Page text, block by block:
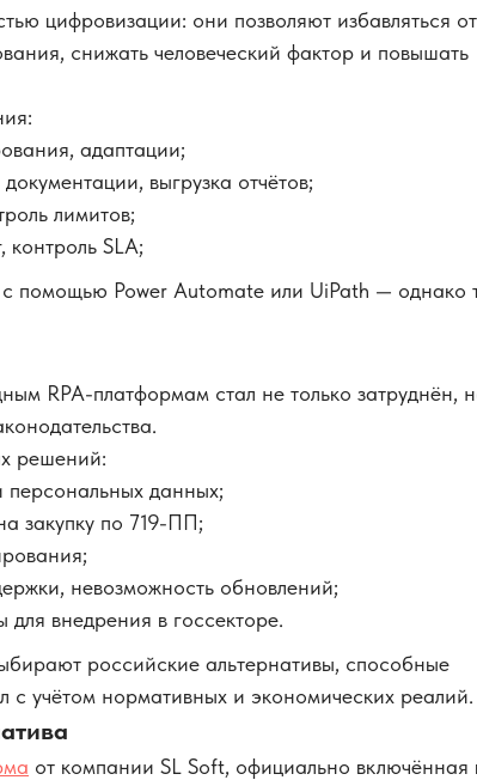
цифровизации: они позволяют избавляться от
снижать человеческий фактор и повышать
адаптации;
выгрузка отчётов;
лимитов;
контроль SLA;
помощью Power Automate или UiPath — однако
RPA-платформам стал не только затруднён,
решений:
данных;
закупку по 719-ПП;
невозможность обновлений;
внедрения в госсекторе.
российские альтернативы, способные
с учётом нормативных и экономических реалий.
от компании SL Soft, официально включённая